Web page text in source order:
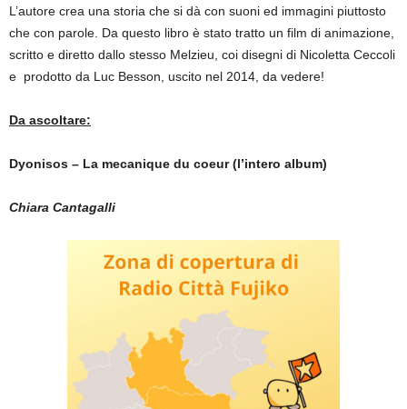
L’autore crea una storia che si dà con suoni ed immagini piuttosto
che con parole. Da questo libro è stato tratto un film di animazione,
scritto e diretto dallo stesso Melzieu, coi disegni di Nicoletta Ceccoli
e prodotto da Luc Besson, uscito nel 2014, da vedere!
Da ascoltare:
Dyonisos – La mecanique du coeur (l’intero album)
Chiara Cantagalli